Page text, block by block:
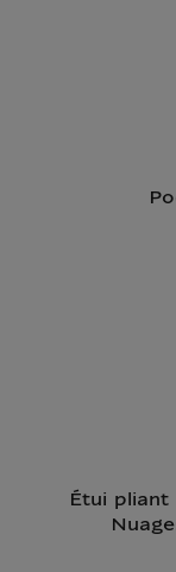
Étui pliant